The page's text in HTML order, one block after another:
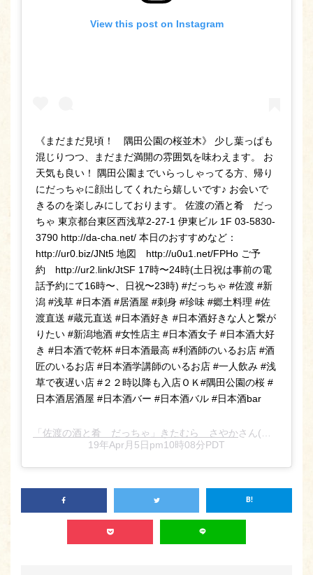
View this post on Instagram
《まだまだ見頃！ 隅田公園の桜並木》 少し葉っぱも
混じりつつ、まだまだ満開の雰囲気を味わえます。 お
天気も良い！ 隅田公園までいらっしゃってる方、帰り
にだっちゃに顔出してくれたら嬉しいです♪ お会いで
きるのを楽しみにしております。 佐渡の酒と肴 だっ
ちゃ 東京都台東区西浅草2-27-1 伊東ビル 1F 03-5830-
3790 http://da-cha.net/ 本日のおすすめなど：
http://ur0.biz/JNt5 地図 http://u0u1.net/FPHo ご予
約 http://ur2.link/JtSF 17時〜24時(土日祝は事前の電
話予約にて16時〜、日祝〜23時) #だっちゃ #佐渡 #新
潟 #浅草 #日本酒 #居酒屋 #刺身 #珍味 #郷土料理 #佐
渡直送 #蔵元直送 #日本酒好き #日本酒好きな人と繋が
りたい #新潟地酒 #女性店主 #日本酒女子 #日本酒大好
き #日本酒で乾杯 #日本酒最高 #利酒師のいるお店 #酒
匠のいるお店 #日本酒学講師のいるお店 #一人飲み #浅
草で夜遅い店 #２２時以降も入店ＯＫ#隅田公園の桜 #
日本酒居酒屋 #日本酒バー #日本酒バル #日本酒bar
「佐渡の酒と肴 だっちゃ」きたむら さやかさん(@sado_daccha_sa_ya_ka_)がシェアした投稿 –
19年Apr月5日pm10時08分PDT